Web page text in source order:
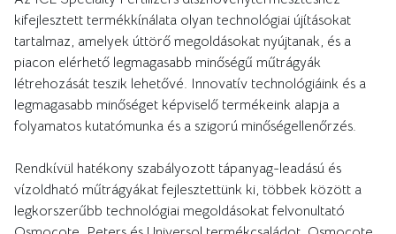
kifejlesztett termékkínálata olyan technológiai újításokat
tartalmaz, amelyek úttörő megoldásokat nyújtanak, és a
piacon elérhető legmagasabb minőségű műtrágyák
létrehozását teszik lehetővé. Innovatív technológiáink és a
legmagasabb minőséget képviselő termékeink alapja a
folyamatos kutatómunka és a szigorú minőségellenőrzés.
Rendkívül hatékony szabályozott tápanyag-leadású és
vízoldható műtrágyákat fejlesztettünk ki, többek között a
legkorszerűbb technológiai megoldásokat felvonultató